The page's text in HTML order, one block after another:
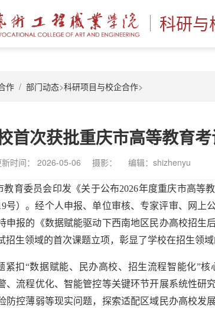
科研与
作 部门动态>科研项目与校企合作>
首次获批重庆市高等教育
新时间： 2026-05-06 摄影： 编辑：shizhenyu
教育委员会印发《关于公布2026年度重庆市高等
号）。经个人申报、单位审核、专家评审、网上
申报的《数据赋能驱动下西南地区民办高校招生
招生领域的首次课题立项，彰显了学校在招生领域
紧扣“数据赋能、民办高校、招生流程智能化”
、流程优化、智能管控等关键环节开展系统性研
防控薄弱等现实问题，探索适配区域民办高校发